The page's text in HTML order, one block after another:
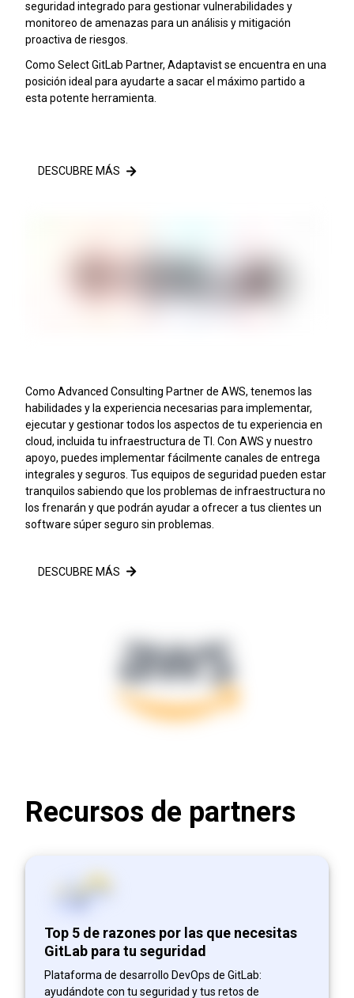
seguridad integrado para gestionar vulnerabilidades y
monitoreo de amenazas para un análisis y mitigación
proactiva de riesgos.
Como Select GitLab Partner, Adaptavist se encuentra en una
posición ideal para ayudarte a sacar el máximo partido a
esta potente herramienta.
DESCUBRE MÁS
Como Advanced Consulting Partner de AWS, tenemos las
habilidades y la experiencia necesarias para implementar,
ejecutar y gestionar todos los aspectos de tu experiencia en
cloud, incluida tu infraestructura de TI. Con AWS y nuestro
apoyo, puedes implementar fácilmente canales de entrega
integrales y seguros. Tus equipos de seguridad pueden estar
tranquilos sabiendo que los problemas de infraestructura no
los frenarán y que podrán ayudar a ofrecer a tus clientes un
software súper seguro sin problemas.
DESCUBRE MÁS
Recursos de partners
Top 5 de razones por las que necesitas
GitLab para tu seguridad
Plataforma de desarrollo DevOps de GitLab:
ayudándote con tu seguridad y tus retos de